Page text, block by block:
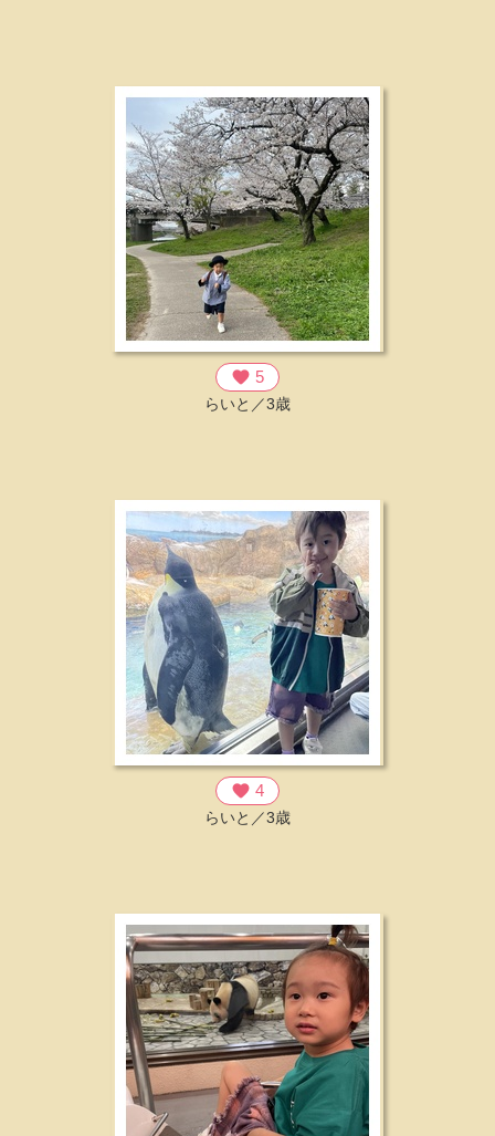
favorite 5
らいと／3歳
favorite 4
らいと／3歳